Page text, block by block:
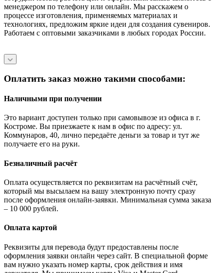
менеджером по телефону или онлайн. Мы расскажем о
процессе изготовления, применяемых материалах и
технологиях, предложим яркие идеи для создания сувениров.
Работаем с оптовыми заказчиками в любых городах России.
Оплатить заказ можно такими способами:
Наличными при получении
Это вариант доступен только при самовывозе из офиса в г.
Костроме. Вы приезжаете к нам в офис по адресу: ул.
Коммунаров, 40, лично передаёте деньги за товар и тут же
получаете его на руки.
Безналичный расчёт
Оплата осуществляется по реквизитам на расчётный счёт,
который мы высылаем на вашу электронную почту сразу
после оформления онлайн-заявки. Минимальная сумма заказа
– 10 000 рублей.
Оплата картой
Реквизиты для перевода будут предоставлены после
оформления заявки онлайн через сайт. В специальной форме
вам нужно указать номер карты, срок действия и имя